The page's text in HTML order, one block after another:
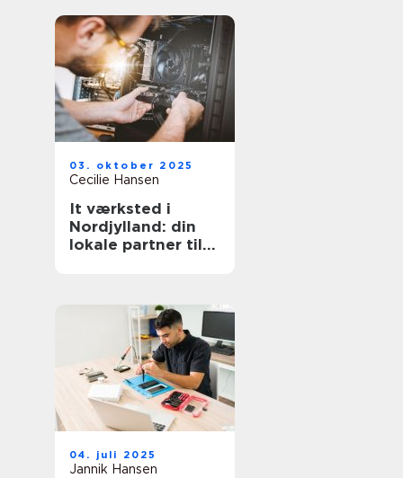
03. oktober 2025
Cecilie Hansen
It værksted i
Nordjylland: din
lokale partner til
04. juli 2025
Jannik Hansen